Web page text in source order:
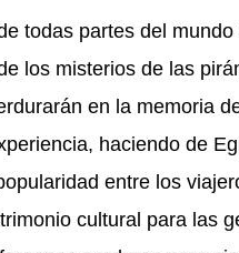
todas partes del mundo
los misterios de las
en la memoria
haciendo de
entre los
cultural para las